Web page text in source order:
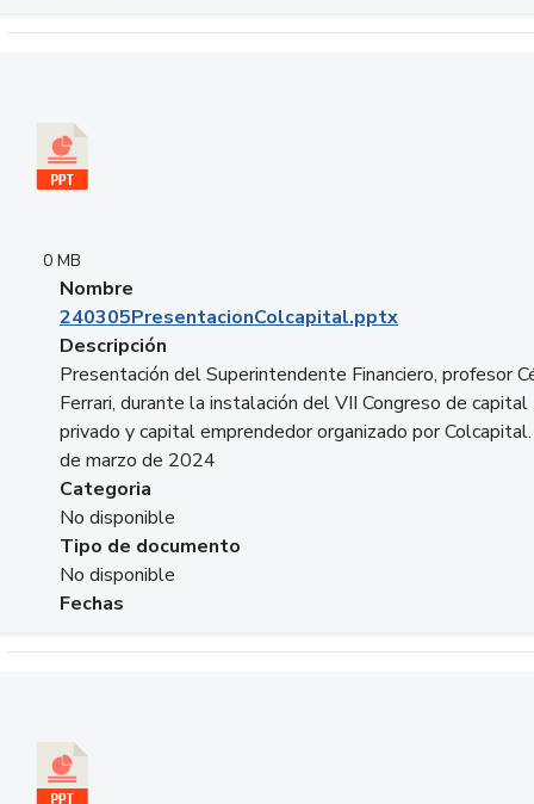
0 MB
Nombre
240305PresentacionColcapital.pptx
Descripción
Presentación del Superintendente Financiero, profesor
Ferrari, durante la instalación del VII Congreso de capital
privado y capital emprendedor organizado por
de marzo de 2024
Categoria
No disponible
Tipo de documento
No disponible
Fechas